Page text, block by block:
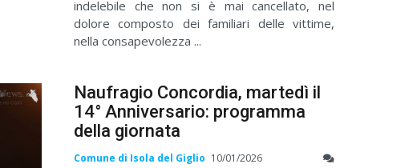
indelebile che non si è mai cancellato, nel
dolore composto dei familiari delle vittime,
nella consapevolezza ...
Naufragio Concordia, martedì il
14° Anniversario: programma
della giornata
Comune di Isola del Giglio 10/01/2026